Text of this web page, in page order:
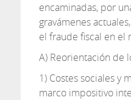
encaminadas, por
gravámenes
el fraude fiscal en el
A) Reorientación de
1) Costes sociales y
marco impositivo